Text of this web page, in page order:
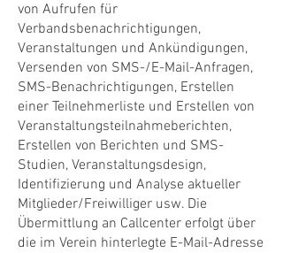
von Aufrufen für
Verbandsbenachrichtigungen,
Veranstaltungen und Ankündigungen,
Versenden von SMS-/E-Mail-Anfragen,
SMS-Benachrichtigungen, Erstellen
einer Teilnehmerliste und Erstellen von
Veranstaltungsteilnahmeberichten,
Erstellen von Berichten und SMS-
Studien, Veranstaltungsdesign,
Identifizierung und Analyse aktueller
Mitglieder/Freiwilliger usw. Die
Übermittlung an Callcenter erfolgt über
die im Verein hinterlegte E-Mail-Adresse